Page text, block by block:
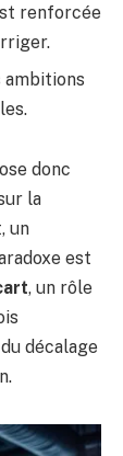
renforcée
ambitions
donc
la
un
est
, un rôle
décalage